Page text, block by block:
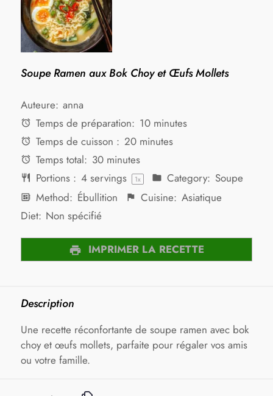
Soupe Ramen aux Bok Choy et Œufs Mollets
Auteure: anna
Temps de préparation: 10 minutes
Temps de cuisson : 20 minutes
Temps total: 30 minutes
Portions : 4servings 1x Category: Soupe
Method: Ébullition Cuisine: Asiatique
Diet: Non spécifié
IMPRIMER LA RECETTE
Description
Une recette réconfortante de soupe ramen avec bok
choy et œufs mollets, parfaite pour régaler vos amis
ou votre famille.